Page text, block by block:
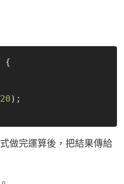
{
20);
做完運算後，把結果傳給